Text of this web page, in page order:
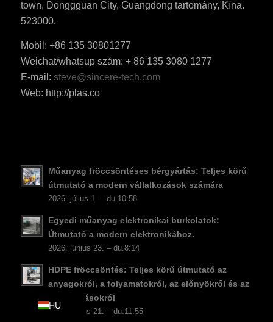
town, Donggguan City, Guangdong tartomány, Kína.
523000.
Mobil: +86 135 30801277
Weichat/whatsup szám: + 86 135 3080 1277
E-mail: steve@sincere-tech.com
Web: http://plas.co
Műanyag fröccsöntéses bérgyártás: Teljes körű
útmutató a modern vállalkozások számára
2026. július 1. – du.10:58
Egyedi műanyag elektronikai burkolatok:
Útmutató a modern elektronikához.
2026. június 23. – du.8:14
HDPE fröccsöntés: Teljes körű útmutató az
anyagokról, a folyamatokról, az előnyökről és az
alkalmazásokról
2026. június 21. – du.11:55
HU
EN
IT
FR
DE
RU
NL
JA
KO
PT
CS
DA